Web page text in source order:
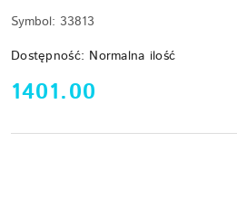
Symbol: 33813
Dostępność: Normalna ilość
cena:
1401.00